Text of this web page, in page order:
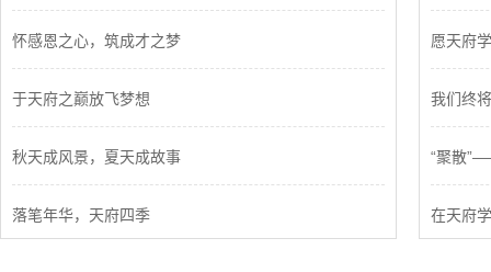
怀感恩之心，筑成才之梦
于天府之巅放飞梦想
秋天成风景，夏天成故事
落笔年华，天府四季
愿天府
我们终
“聚散
在天府